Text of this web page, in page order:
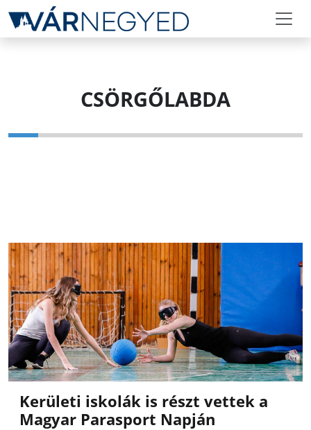
CSÖRGŐLABDA
Kerületi iskolák is részt vettek a
Magyar Parasport Napján